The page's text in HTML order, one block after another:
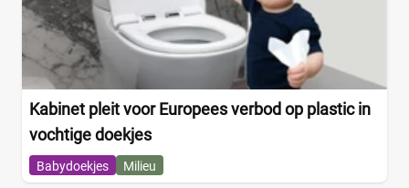
Kabinet pleit voor Europees verbod op plastic in
vochtige doekjes
Babydoekjes Milieu